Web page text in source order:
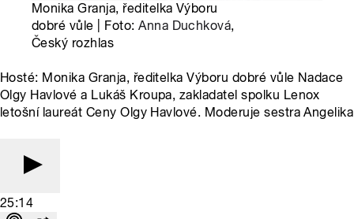
Monika Granja, ředitelka Výboru
dobré vůle | Foto:Anna Duchková,
Český rozhlas
Hosté: Monika Granja, ředitelka Výboru dobré vůle Nadace
Olgy Havlové a Lukáš Kroupa, zakladatel spolku Lenox
letošní laureát Ceny Olgy Havlové. Moderuje sestra Angelika
25:14